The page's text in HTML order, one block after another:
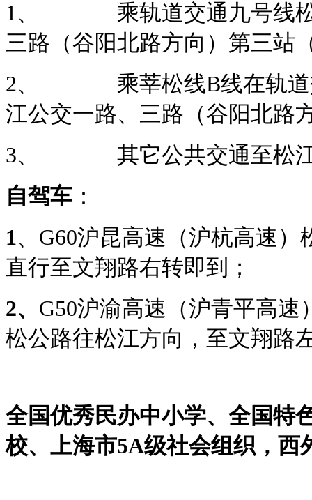
1、 乘轨道交通九号线松
三路（谷阳北路方向）第三站
2、 乘莘松线B线在轨道交
江公交一路、三路（谷阳北路
3、 其它公共交通至松江
自驾车 ：
1、G60沪昆高速（沪杭高速
直行至文翔路右转即到；
2、 G50沪渝高速（沪青平高
松公路往松江方向，至文翔路
全国优秀民办中小学、全国特
校、上海市5A级社会组织，西